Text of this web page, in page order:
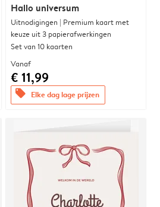
Hallo universum
Uitnodigingen | Premium kaart met
keuze uit 3 papierafwerkingen
Set van 10 kaarten
Vanaf
€ 11,99
offers Elke dag lage prijzen